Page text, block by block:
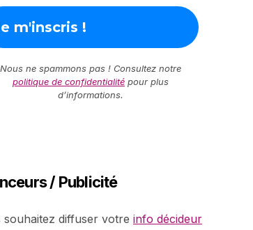
Nous ne spammons pas ! Consultez notre
politique de confidentialité pour plus
d’informations.
/ Publicité
souhaitez diffuser votre info décideur